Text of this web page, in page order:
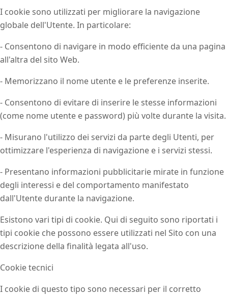
I cookie sono utilizzati per migliorare la navigazione
globale dell'Utente. In particolare:
- Consentono di navigare in modo efficiente da una pagina
all'altra del sito Web.
- Memorizzano il nome utente e le preferenze inserite.
- Consentono di evitare di inserire le stesse informazioni
(come nome utente e password) più volte durante la visita.
- Misurano l'utilizzo dei servizi da parte degli Utenti, per
ottimizzare l'esperienza di navigazione e i servizi stessi.
- Presentano informazioni pubblicitarie mirate in funzione
degli interessi e del comportamento manifestato
dall'Utente durante la navigazione.
Esistono vari tipi di cookie. Qui di seguito sono riportati i
tipi cookie che possono essere utilizzati nel Sito con una
descrizione della finalità legata all'uso.
Cookie tecnici
I cookie di questo tipo sono necessari per il corretto